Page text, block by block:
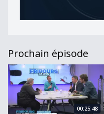
Prochain épisode
Émission du 17 février 2022
00:25:48